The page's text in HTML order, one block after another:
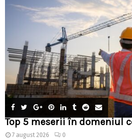
Top 5 meserii în domeniul
7 august 2026 0